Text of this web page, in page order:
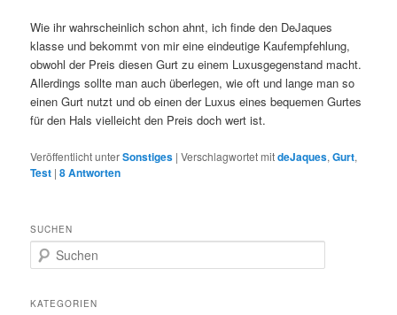
Wie ihr wahrscheinlich schon ahnt, ich finde den DeJaques
klasse und bekommt von mir eine eindeutige Kaufempfehlung,
obwohl der Preis diesen Gurt zu einem Luxusgegenstand macht.
Allerdings sollte man auch überlegen, wie oft und lange man so
einen Gurt nutzt und ob einen der Luxus eines bequemen Gurtes
für den Hals vielleicht den Preis doch wert ist.
Veröffentlicht unterSonstiges |Verschlagwortet mitdeJaques,Gurt,
Test |8Antworten
SUCHEN
u
h
KATEGORIEN